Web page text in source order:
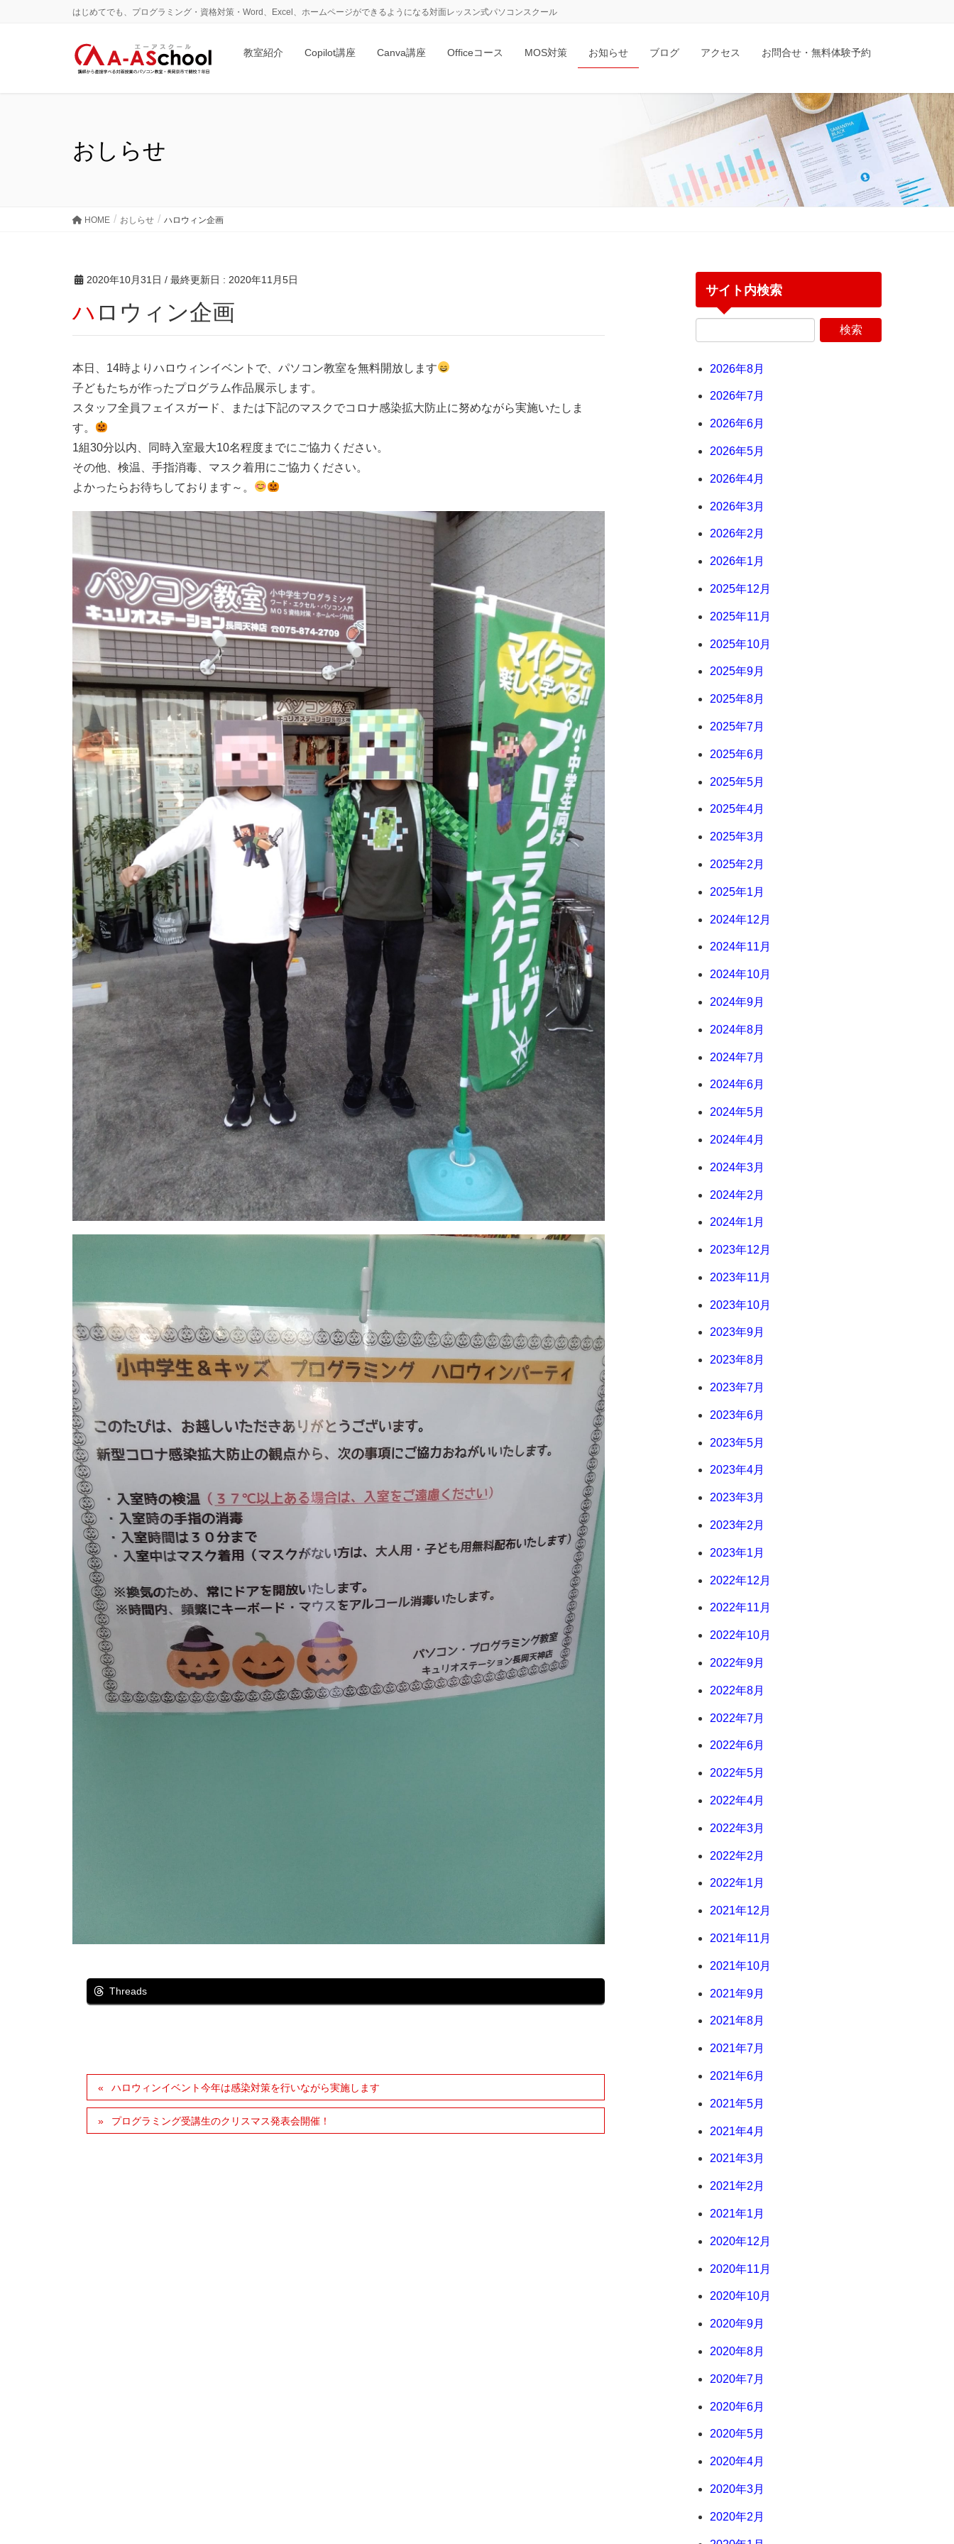
はじめてでも、プログラミング・資格対策・Word、Excel、ホームページができるようになる対面レッスン式パソコンスクール
教室紹介 Copilot講座 Canva講座 Officeコース MOS対策 お知らせ ブログ アクセス お問合せ・無料体験予約
おしらせ
HOME おしらせ ハロウィン企画
2020年10月31日 / 最終更新日 : 2020年11月5日
ハロウィン企画
本日、14時よりハロウィンイベントで、パソコン教室を無料開放します
子どもたちが作ったプログラム作品展示します。
スタッフ全員フェイスガード、または下記のマスクでコロナ感染拡大防止に努めながら実施いたしま
す。
1組30分以内、同時入室最大10名程度までにご協力ください。
その他、検温、手指消毒、マスク着用にご協力ください。
よかったらお待ちしております～。
Threads
ハロウィンイベント今年は感染対策を行いながら実施します
プログラミング受講生のクリスマス発表会開催！
サイト内検索
2026年8月
2026年7月
2026年6月
2026年5月
2026年4月
2026年3月
2026年2月
2026年1月
2025年12月
2025年11月
2025年10月
2025年9月
2025年8月
2025年7月
2025年6月
2025年5月
2025年4月
2025年3月
2025年2月
2025年1月
2024年12月
2024年11月
2024年10月
2024年9月
2024年8月
2024年7月
2024年6月
2024年5月
2024年4月
2024年3月
2024年2月
2024年1月
2023年12月
2023年11月
2023年10月
2023年9月
2023年8月
2023年7月
2023年6月
2023年5月
2023年4月
2023年3月
2023年2月
2023年1月
2022年12月
2022年11月
2022年10月
2022年9月
2022年8月
2022年7月
2022年6月
2022年5月
2022年4月
2022年3月
2022年2月
2022年1月
2021年12月
2021年11月
2021年10月
2021年9月
2021年8月
2021年7月
2021年6月
2021年5月
2021年4月
2021年3月
2021年2月
2021年1月
2020年12月
2020年11月
2020年10月
2020年9月
2020年8月
2020年7月
2020年6月
2020年5月
2020年4月
2020年3月
2020年2月